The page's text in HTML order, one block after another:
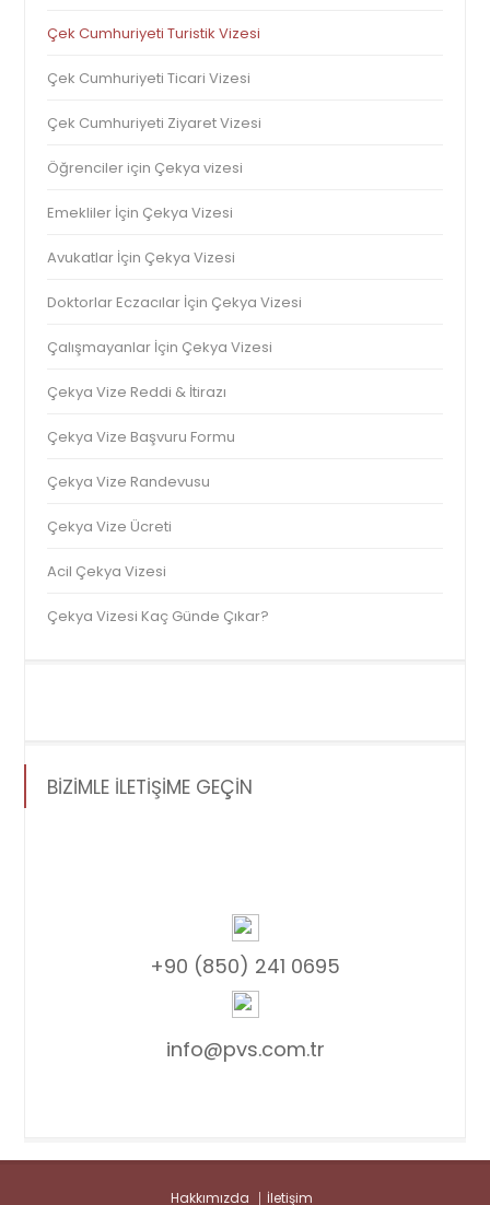
Çek Cumhuriyeti Turistik Vizesi
Çek Cumhuriyeti Ticari Vizesi
Çek Cumhuriyeti Ziyaret Vizesi
Öğrenciler için Çekya vizesi
Emekliler İçin Çekya Vizesi
Avukatlar İçin Çekya Vizesi
Doktorlar Eczacılar İçin Çekya Vizesi
Çalışmayanlar İçin Çekya Vizesi
Çekya Vize Reddi & İtirazı
Çekya Vize Başvuru Formu
Çekya Vize Randevusu
Çekya Vize Ücreti
Acil Çekya Vizesi
Çekya Vizesi Kaç Günde Çıkar?
BİZİMLE İLETİŞİME GEÇİN
+90 (850) 241 0695
info@pvs.com.tr
Hakkımızda İletişim